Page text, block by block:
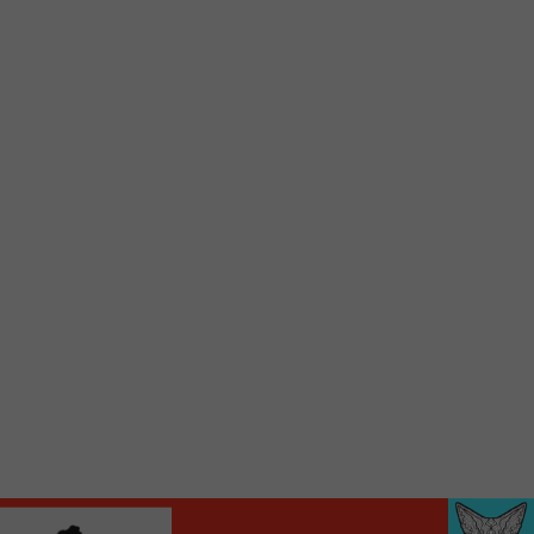
locale vous sont maintenant accessibles en un clic!